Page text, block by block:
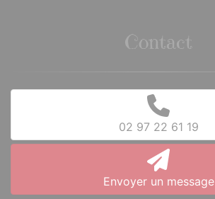
Contact
02 97 22 61 19
Envoyer un message